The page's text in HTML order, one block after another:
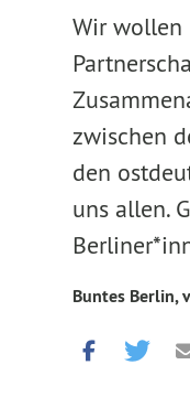
Wir wollen
zwischen
den
uns allen.
Buntes Berlin,